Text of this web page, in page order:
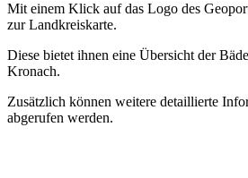
Mit einem Klick auf das Logo des
zur Landkreiskarte.
Diese bietet ihnen eine Übersicht der
Kronach.
Zusätzlich können weitere detaillierte
abgerufen werden.